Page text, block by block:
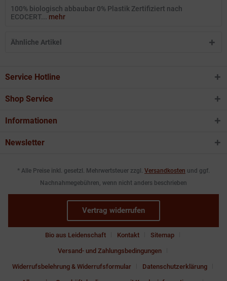
100% biologisch abbaubar 0% Plastik Zertifiziert nach
ECOCERT... mehr
Ähnliche Artikel
Service Hotline
Shop Service
Informationen
Newsletter
* Alle Preise inkl. gesetzl. Mehrwertsteuer zzgl. Versandkosten und ggf.
Nachnahmegebühren, wenn nicht anders beschrieben
Vertrag widerrufen
Bio aus Leidenschaft Kontakt Sitemap
Versand- und Zahlungsbedingungen
Widerrufsbelehrung & Widerrufsformular Datenschutzerklärung